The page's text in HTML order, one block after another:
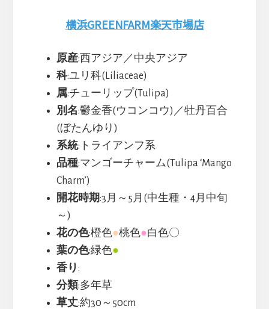
横浜GREENFARM楽天市場店
原産:西アジア／中央アジア
科:ユリ科(Liliaceae)
属:チューリップ(Tulipa)
別名:鬱金香(ウコンコウ)／牡丹百合
(ぼたんゆり)
系統:トライアンフ系
品種:マンゴーチャーム(Tulipa ‘Mango
Charm’)
開花時期:3月～5月(中生種・4月中旬
～)
花の色:橙色●桃色●白色〇
葉の色:緑色●
香り:
分類:多年草
草丈:約30～50cm